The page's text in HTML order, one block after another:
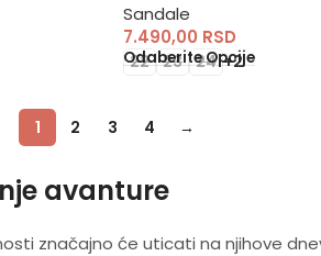
Sandale
7.490,00 RSD
Odaberite Opcije
22 23 24 +2
1 2 3 4 →
avanture
značajno će uticati na njihove